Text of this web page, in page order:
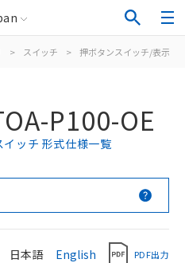
> スイッチ > 押ボタンスイッチ/表示灯
P100-OE
ッチ 形式仕様一覧
日本語 English PDF出力